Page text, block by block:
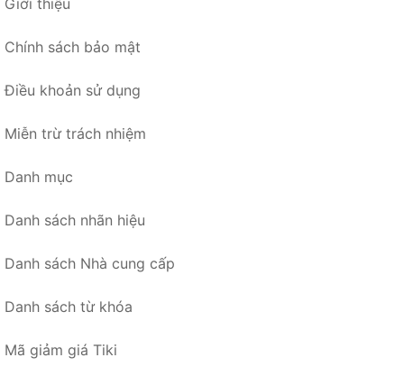
Giới thiệu
Chính sách bảo mật
Điều khoản sử dụng
Miễn trừ trách nhiệm
Danh mục
Danh sách nhãn hiệu
Danh sách Nhà cung cấp
Danh sách từ khóa
Mã giảm giá Tiki